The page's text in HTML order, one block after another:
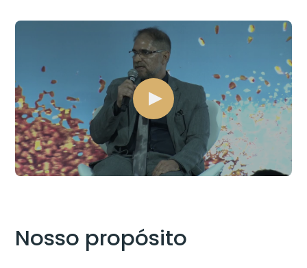
Nosso propósito